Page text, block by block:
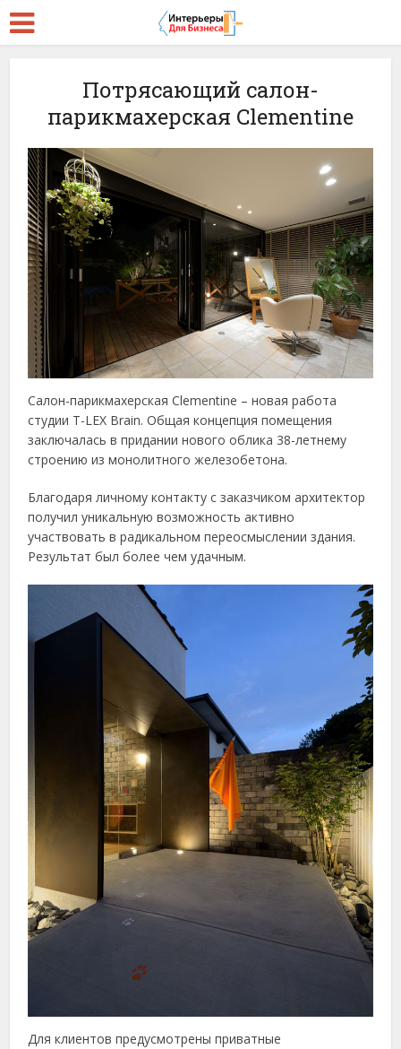
Потрясающий салон-
парикмахерская Clementine
Салон-парикмахерская Clementine – новая работа
студии T-LEX Brain. Общая концепция помещения
заключалась в придании нового облика 38-летнему
строению из монолитного железобетона.
Благодаря личному контакту с заказчиком архитектор
получил уникальную возможность активно
участвовать в радикальном переосмыслении здания.
Результат был более чем удачным.
Для клиентов предусмотрены приватные